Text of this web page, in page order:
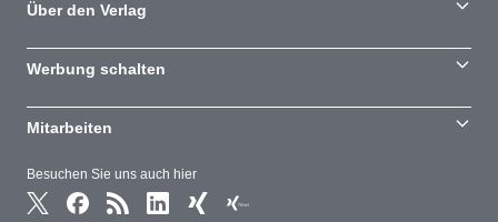
Besuchen Sie uns auch hier
Über den Verlag
Werbung schalten
Mitarbeiten